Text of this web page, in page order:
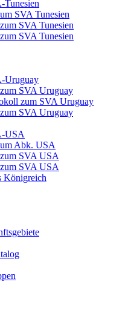
Tunesien
SVA Tunesien
SVA Tunesien
SVA Tunesien
Uruguay
SVA Uruguay
zum SVA Uruguay
SVA Uruguay
USA
Abk. USA
SVA USA
SVA USA
Königreich